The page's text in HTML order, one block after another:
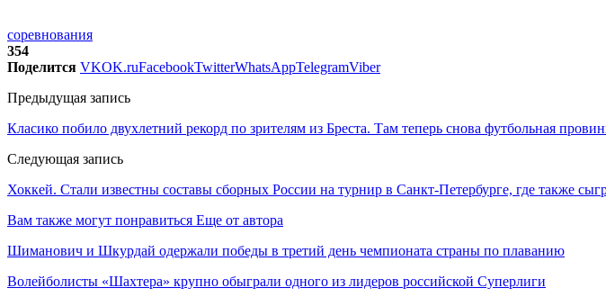
соревнования
354
Поделится VKOK.ruFacebookTwitterWhatsAppTelegramViber
Предыдущая запись
Класико побило двухлетний рекорд по зрителям из Бреста. Там теперь снова футбольная
Следующая запись
Хоккей. Стали известны составы сборных России на турнир в Санкт-Петербурге, где также
Вам также могут понравиться Еще от автора
Шиманович и Шкурдай одержали победы в третий день чемпионата страны по плаванию
Волейболисты «Шахтера» крупно обыграли одного из лидеров российской Суперлиги